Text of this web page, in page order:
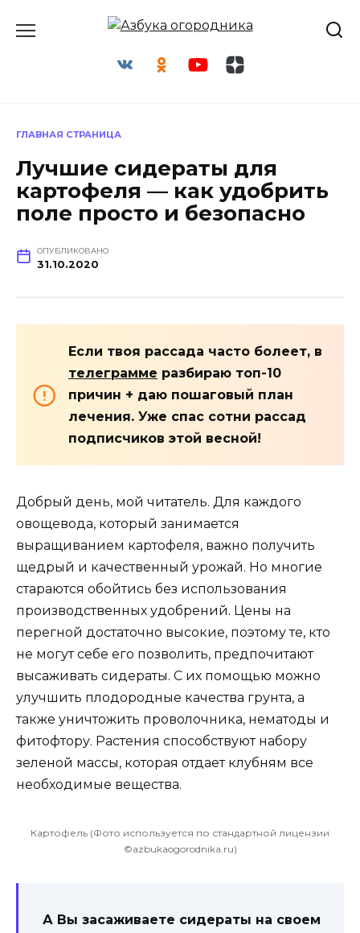
ГЛАВНАЯ СТРАНИЦА
Лучшие сидераты для
картофеля — как удобрить
поле просто и безопасно
ОПУБЛИКОВАНО
31.10.2020
Если твоя рассада часто болеет, в
телеграмме разбираю топ-10
причин + даю пошаговый план
лечения. Уже спас сотни рассад
подписчиков этой весной!
Добрый день, мой читатель. Для каждого
овощевода, который занимается
выращиванием картофеля, важно получить
щедрый и качественный урожай. Но многие
стараются обойтись без использования
производственных удобрений. Цены на
перегной достаточно высокие, поэтому те, кто
не могут себе его позволить, предпочитают
высаживать сидераты. С их помощью можно
улучшить плодородные качества грунта, а
также уничтожить проволочника, нематоды и
фитофтору. Растения способствуют набору
зеленой массы, которая отдает клубням все
необходимые вещества.
Картофель (Фото используется по стандартной лицензии
©azbukaogorodnika.ru)
А Вы засаживаете сидераты на своем